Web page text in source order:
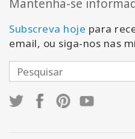
Mantenha-se
Subscreva hoje para
email, ou siga-nos nas